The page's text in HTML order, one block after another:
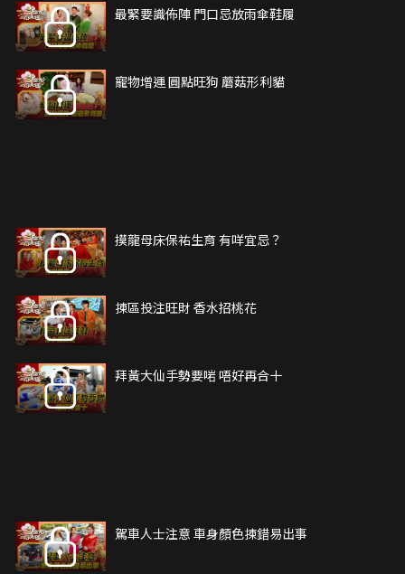
最緊要識佈陣 門口忌放雨傘鞋履
寵物增運 圓點旺狗 蘑菇形利貓
摸龍母床保祐生育 有咩宜忌？
揀區投注旺財 香水招桃花
拜黃大仙手勢要啱 唔好再合十
駕車人士注意 車身顏色揀錯易出事